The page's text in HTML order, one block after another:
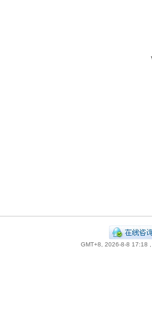
GMT+8, 2026-8-8 17:18